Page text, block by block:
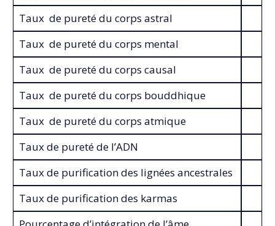
Taux de pureté du corps astral
Taux de pureté du corps mental
Taux de pureté du corps causal
Taux de pureté du corps bouddhique
Taux de pureté du corps atmique
Taux de pureté de l’ADN
Taux de purification des lignées ancestrales
Taux de purification des karmas